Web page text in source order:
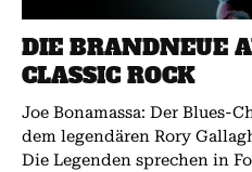
DIE BRANDNEUE
CLASSIC ROCK
Joe Bonamassa: Der Blues-
dem legendären Rory Gallagher. The Rolling
Die Legenden sprechen in